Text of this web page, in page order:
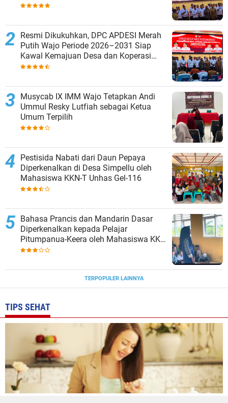
Resmi Dikukuhkan, DPC APDESI Merah
Putih Wajo Periode 2026–2031 Siap
Kawal Kemajuan Desa dan Koperasi
Merah Putih
Musycab IX IMM Wajo Tetapkan Andi
Ummul Resky Lutfiah sebagai Ketua
Umum Terpilih
Pestisida Nabati dari Daun Pepaya
Diperkenalkan di Desa Simpellu oleh
Mahasiswa KKN-T Unhas Gel-116
Bahasa Prancis dan Mandarin Dasar
Diperkenalkan kepada Pelajar
Pitumpanua-Keera oleh Mahasiswa KKN
Unhas di Wajo
TERPOPULER LAINNYA
TIPS SEHAT